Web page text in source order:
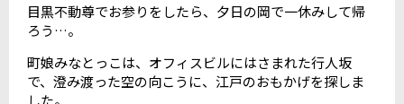
目黒不動尊でお参りをしたら、夕日の岡で一休みして帰
ろう…。
町娘みなとっこは、オフィスビルにはさまれた行人坂
で、澄み渡った空の向こうに、江戸のおもかげを探しま
した。